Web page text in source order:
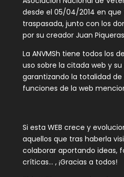
desde el 05/04/2014 en
traspasada, junto con los
por su creador Juan
La ANVMSh tiene todos los
uso sobre la citada web y
garantizando la totalidad de
funciones de la web
Si esta WEB crece y
aquellos que tras haberla
colaborar aportando ideas,
críticas… , ¡Gracias a todos!